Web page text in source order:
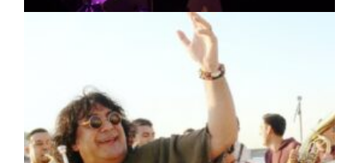
07/08/2026 · 16:50
Πρέσπεια 2026: Έξι ημέρες πολιτισμού,
μουσικής και γαστρονομίας στη Φλώρινα